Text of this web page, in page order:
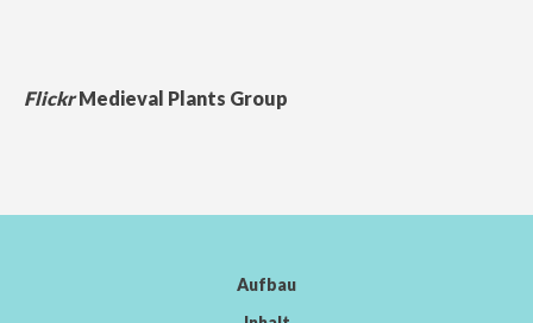
FlickrMedieval Plants Group
Aufbau